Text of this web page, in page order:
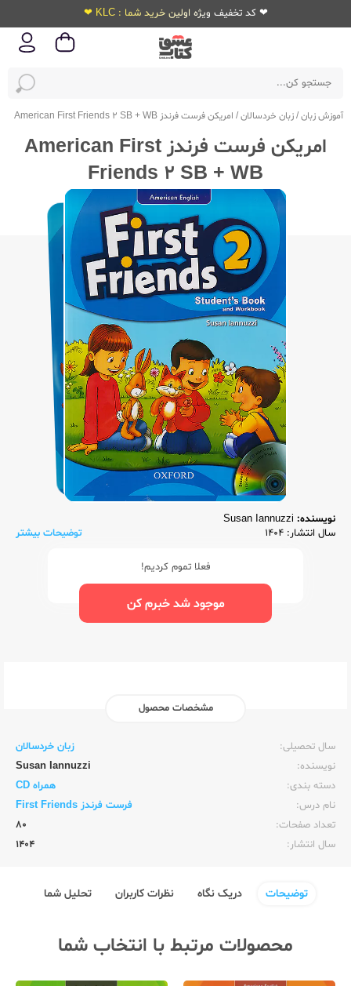
❤ کد تخفیف ویژه اولین خرید شما : KLC ❤
آموزش زبان/زبان خردسالان/ امریکن فرست فرندز American First Friends 2 SB + WB
امریکن فرست فرندز American First
Friends 2 SB + WB
نویسنده: Susan Iannuzzi
سال انتشار: 1404
توضیحات بیشتر
فعلا تموم کردیم!
موجود شد خبرم کن
مشخصات محصول
سال تحصیلی:‌
زبان خردسالان
نویسنده:‌
Susan Iannuzzi
دسته بندی:
همراه CD
نام درس:
فرست فرندز First Friends
تعداد صفحات:‌
80
سال انتشار:‌
1404
توضیحات دریک نگاه نظرات کاربران تحلیل شما
محصولات مرتبط با انتخاب شما